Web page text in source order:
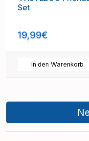
Set
19,99€
In den Warenkorb